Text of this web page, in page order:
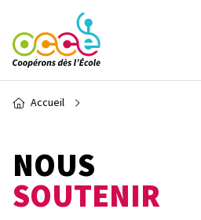
Aller au contenu principal
Fil d'Ariane
Accueil
NOUS
SOUTENIR